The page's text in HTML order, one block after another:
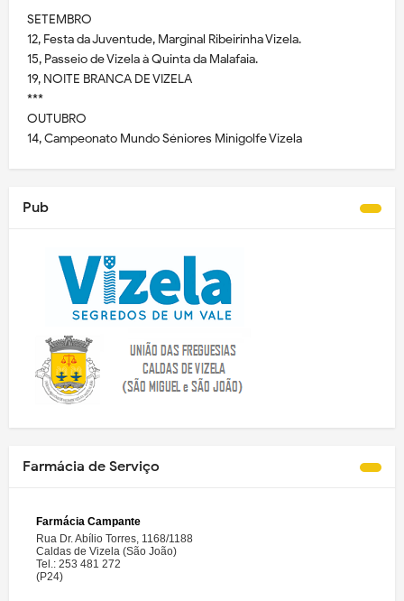
SETEMBRO
12, Festa da Juventude, Marginal Ribeirinha Vizela.
15, Passeio de Vizela à Quinta da Malafaia.
19, NOITE BRANCA DE VIZELA
***
OUTUBRO
14, Campeonato Mundo Séniores Minigolfe Vizela
Pub
Farmácia de Serviço